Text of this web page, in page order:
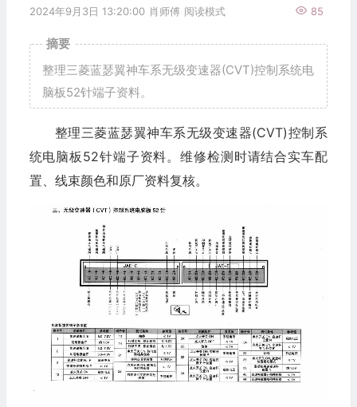
2024年9月3日 13:20:00 肖师傅 85
阅读模式
摘要
整理三菱蓝瑟翼神车系无级变速器(CVT)控制系统电
脑板52针端子资料。
整理三菱蓝瑟翼神车系无级变速器(CVT)控制系
统电脑板52针端子资料。维修检测时请结合实车配
置、线束颜色和原厂资料复核。